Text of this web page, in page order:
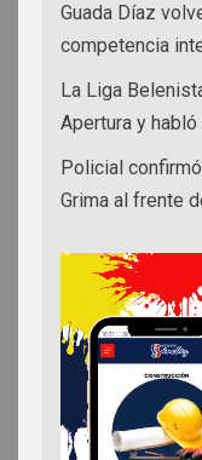
Guada Díaz
competencia
La Liga
Apertura y
Policial
Grima al frente